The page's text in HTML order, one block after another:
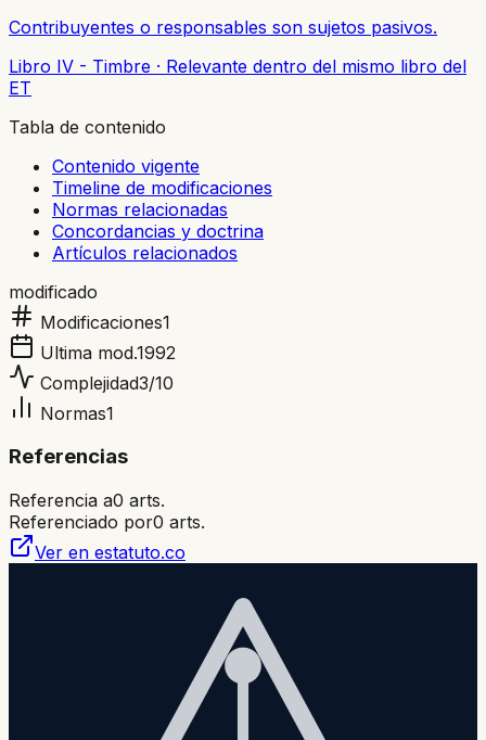
Contribuyentes o responsables son sujetos pasivos.
Libro IV - Timbre · Relevante dentro del mismo libro del
ET
Tabla de contenido
Contenido vigente
Timeline de modificaciones
Normas relacionadas
Concordancias y doctrina
Artículos relacionados
modificado
Modificaciones1
Ultima mod.1992
Complejidad3/10
Normas1
Referencias
Referencia a0 arts.
Referenciado por0 arts.
Ver en estatuto.co